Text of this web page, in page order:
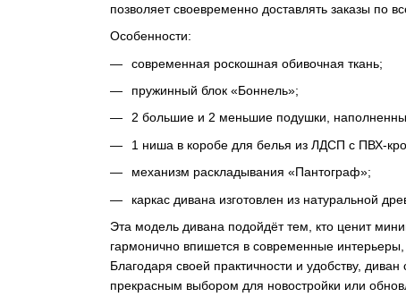
позволяет своевременно доставлять заказы по
Особенности:
современная роскошная обивочная ткань;
пружинный блок «Боннель»;
2 большие и 2 меньшие подушки,
1 ниша в коробе для белья из ЛДСП с ПВХ-
механизм раскладывания «Пантограф»;
каркас дивана изготовлен из натуральной
Эта модель дивана подойдёт тем, кто ценит
гармонично впишется в современные
Благодаря своей практичности и удобству,
прекрасным выбором для новостройки или